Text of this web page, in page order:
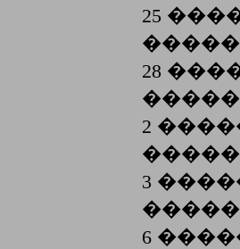
25
28
2
3
�����
6